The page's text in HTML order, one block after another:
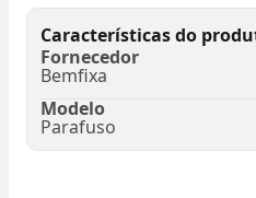
Características do
Fornecedor
Bemfixa
Modelo
Parafuso